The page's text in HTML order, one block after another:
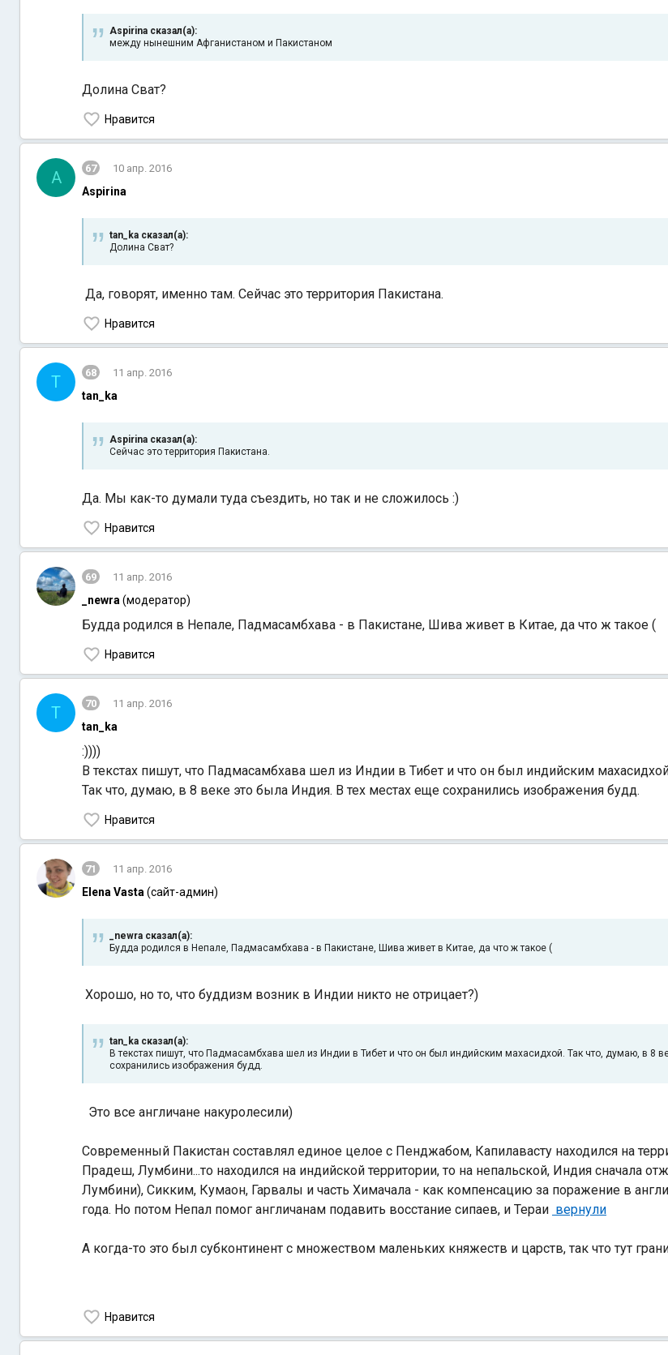
Aspirina сказал(а):
между нынешним Афганистаном и Пакистаном
Долина Сват?
Нравится
A 67 10 апр. 2016
Aspirina
tan_ka сказал(а):
Долина Сват?
Да, говорят, именно там. Сейчас это территория Пакистана.
Нравится
T 68 11 апр. 2016
tan_ka
Aspirina сказал(а):
Сейчас это территория Пакистана.
Да. Мы как-то думали туда съездить, но так и не сложилось :)
Нравится
69 11 апр. 2016
_newra (модератор)
Будда родился в Непале, Падмасамбхава - в Пакистане, Шива живет в Китае, да что ж такое (
Нравится
T 70 11 апр. 2016
tan_ka
:))))
В текстах пишут, что Падмасамбхава шел из Индии в Тибет и что он был индийским
Так что, думаю, в 8 веке это была Индия. В тех местах еще сохранились изображения будд.
Нравится
71 11 апр. 2016
Elena Vasta (сайт-админ)
_newra сказал(а):
Будда родился в Непале, Падмасамбхава - в Пакистане, Шива живет в Китае, да что ж такое (
Хорошо, но то, что буддизм возник в Индии никто не отрицает?)
tan_ka сказал(а):
В текстах пишут, что Падмасамбхава шел из Индии в Тибет и что он был индийским махасидхой. Так что, думаю, в 8
сохранились изображения будд.
Это все англичане накуролесили)
Современный Пакистан составлял единое целое с Пенджабом, Капилавасту находился на
Прадеш, Лумбини...то находился на индийской территории, то на непальской, Индия сначала
Лумбини), Сикким, Кумаон, Гарвалы и часть Химачала - как компенсацию за поражение в
года. Но потом Непал помог англичанам подавить восстание сипаев, и Тераи вернули
А когда-то это был субконтинент с множеством маленьких княжеств и царств, так что тут
Нравится